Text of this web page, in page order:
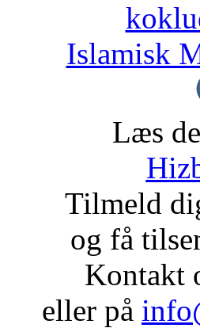
Islamisk
Læs
Tilmeld
og få
Kontakt
eller på